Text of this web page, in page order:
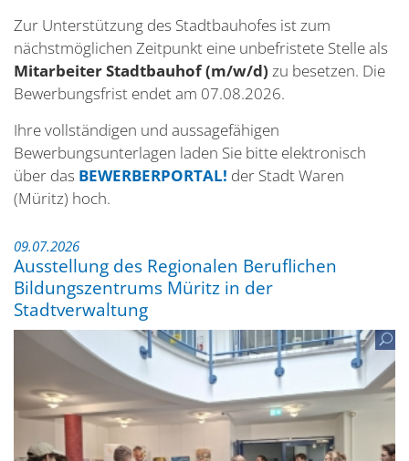
Zur Unterstützung des Stadtbauhofes ist zum
nächstmöglichen Zeitpunkt eine unbefristete Stelle als
Mitarbeiter Stadtbauhof (m/w/d) zu besetzen. Die
Bewerbungsfrist endet am 07.08.2026.
Ihre vollständigen und aussagefähigen
Bewerbungsunterlagen laden Sie bitte elektronisch
über das BEWERBERPORTAL! der Stadt Waren
(Müritz) hoch.
09.07.2026
Ausstellung des Regionalen Beruflichen
Bildungszentrums Müritz in der
Stadtverwaltung